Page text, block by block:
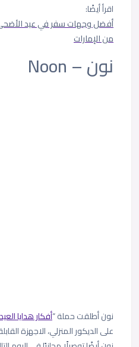
اقرأ أيضًا:
من الإمارات
نون – Noon
نون أطلقت حملة “أفكار هدايا العيد
على الديكور المنزلي، الاجهزة